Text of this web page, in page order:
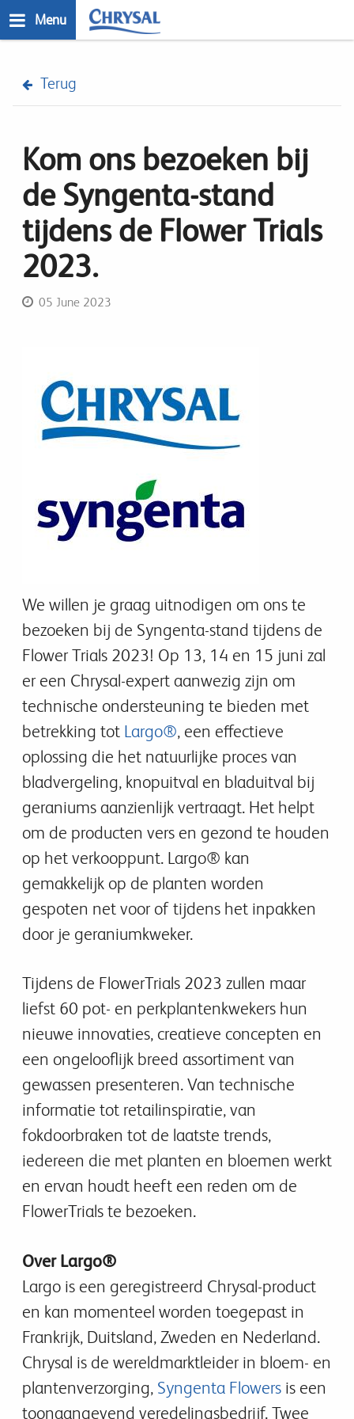
to
Menu
Terug
Kom ons bezoeken bij
de Syngenta-stand
tijdens de Flower Trials
2023.
05 June 2023
We willen je graag uitnodigen om ons te
bezoeken bij de Syngenta-stand tijdens de
Flower Trials 2023! Op 13, 14 en 15 juni zal
er een Chrysal-expert aanwezig zijn om
technische ondersteuning te bieden met
betrekking tot Largo®, een effectieve
oplossing die het natuurlijke proces van
bladvergeling, knopuitval en bladuitval bij
geraniums aanzienlijk vertraagt. Het helpt
om de producten vers en gezond te houden
op het verkooppunt. Largo® kan
gemakkelijk op de planten worden
gespoten net voor of tijdens het inpakken
door je geraniumkweker.
Tijdens de FlowerTrials 2023 zullen maar
liefst 60 pot- en perkplantenkwekers hun
nieuwe innovaties, creatieve concepten en
een ongelooflijk breed assortiment van
gewassen presenteren. Van technische
informatie tot retailinspiratie, van
fokdoorbraken tot de laatste trends,
iedereen die met planten en bloemen werkt
en ervan houdt heeft een reden om de
FlowerTrials te bezoeken.
Over Largo®
Largo is een geregistreerd Chrysal-product
en kan momenteel worden toegepast in
Frankrijk, Duitsland, Zweden en Nederland.
Chrysal is de wereldmarktleider in bloem- en
plantenverzorging, Syngenta Flowers is een
toonaangevend veredelingsbedrijf. Twee